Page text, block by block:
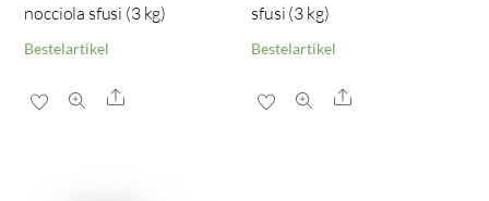
nocciola sfusi (3 kg)
Bestelartikel
Share
sfusi (3 kg)
Bestelartikel
Share